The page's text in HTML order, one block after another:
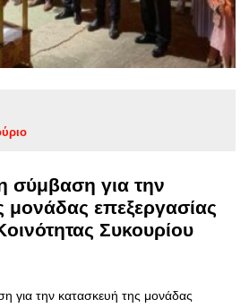
σύμβαση για την
μονάδας επεξεργασίας
Συκουρίου
για την κατασκευή της μονάδας